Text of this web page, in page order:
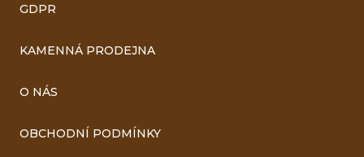
GDPR
KAMENNÁ PRODEJNA
O NÁS
OBCHODNÍ PODMÍNKY